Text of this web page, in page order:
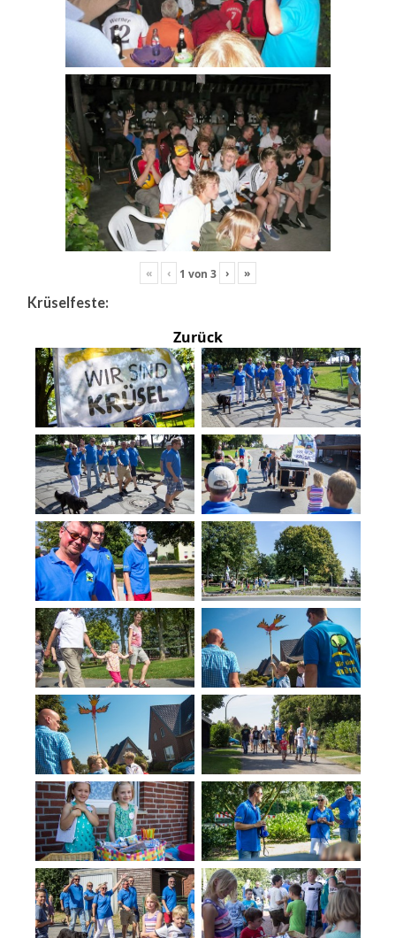
« ‹ 1 von 3 › »
Krüselfeste:
Zurück